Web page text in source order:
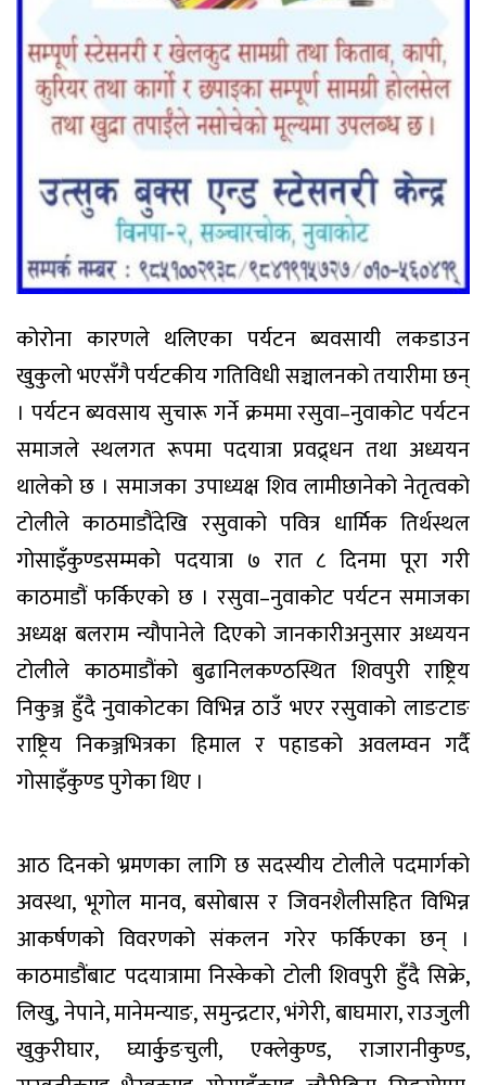
कोरोना कारणले थलिएका पर्यटन ब्यवसायी लकडाउन
खुकुलो भएसँगै पर्यटकीय गतिविधी सञ्चालनको तयारीमा छन्
। पर्यटन ब्यवसाय सुचारू गर्ने क्रममा रसुवा–नुवाकोट पर्यटन
समाजले स्थलगत रूपमा पदयात्रा प्रवद्र्धन तथा अध्ययन
थालेको छ । समाजका उपाध्यक्ष शिव लामीछानेको नेतृत्वको
टोलीले काठमाडौंदेखि रसुवाको पवित्र धार्मिक तिर्थस्थल
गोसाइँकुण्डसम्मको पदयात्रा ७ रात ८ दिनमा पूरा गरी
काठमाडौं फर्किएको छ । रसुवा–नुवाकोट पर्यटन समाजका
अध्यक्ष बलराम न्यौपानेले दिएको जानकारीअनुसार अध्ययन
टोलीले काठमाडौंको बुढानिलकण्ठस्थित शिवपुरी राष्ट्रिय
निकुञ्ज हुँदै नुवाकोटका विभिन्न ठाउँ भएर रसुवाको लाङटाङ
राष्ट्रिय निकञ्जभित्रका हिमाल र पहाडको अवलम्वन गर्दै
गोसाइँकुण्ड पुगेका थिए ।
आठ दिनको भ्रमणका लागि छ सदस्यीय टोलीले पदमार्गको
अवस्था, भूगोल मानव, बसोबास र जिवनशैलीसहित विभिन्न
आकर्षणको विवरणको संकलन गरेर फर्किएका छन् ।
काठमाडौंबाट पदयात्रामा निस्केको टोली शिवपुरी हुँदै सिक्रे,
लिखु, नेपाने, मानेमन्याङ, समुन्द्रटार, भंगेरी, बाघमारा, राउजुली
खुकुरीघार, घ्यार्कुुङचुली, एक्लेकुण्ड, राजारानीकुण्ड,